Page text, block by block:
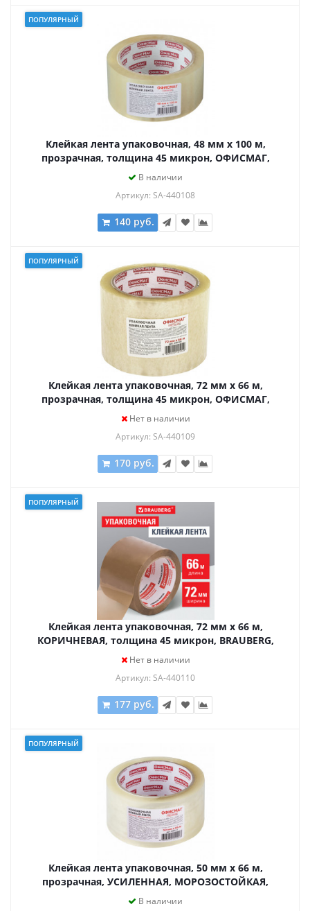
ПОПУЛЯРНЫЙ
Клейкая лента упаковочная, 48 мм х 100 м,
прозрачная, толщина 45 микрон, ОФИСМАГ,
440108
В наличии
Артикул: SA-440108
140 руб.
ПОПУЛЯРНЫЙ
Клейкая лента упаковочная, 72 мм х 66 м,
прозрачная, толщина 45 микрон, ОФИСМАГ,
Нет в наличии
Артикул: SA-440109
170 руб.
ПОПУЛЯРНЫЙ
Клейкая лента упаковочная, 72 мм х 66 м,
КОРИЧНЕВАЯ, толщина 45 микрон, BRAUBERG,
Нет в наличии
Артикул: SA-440110
177 руб.
ПОПУЛЯРНЫЙ
Клейкая лента упаковочная, 50 мм х 66 м,
прозрачная, УСИЛЕННАЯ, МОРОЗОСТОЙКАЯ,
толщина 50 микрон, ОФИСМАГ, 440111
В наличии